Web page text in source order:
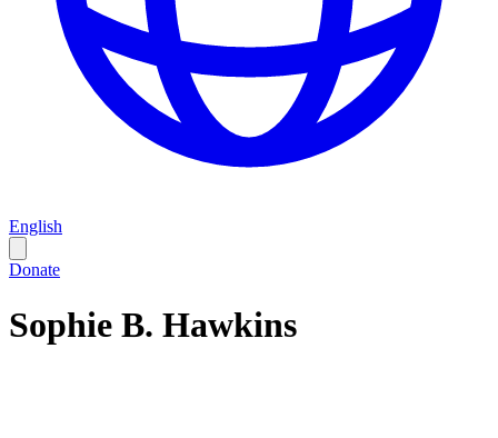
English
Donate
Sophie B. Hawkins